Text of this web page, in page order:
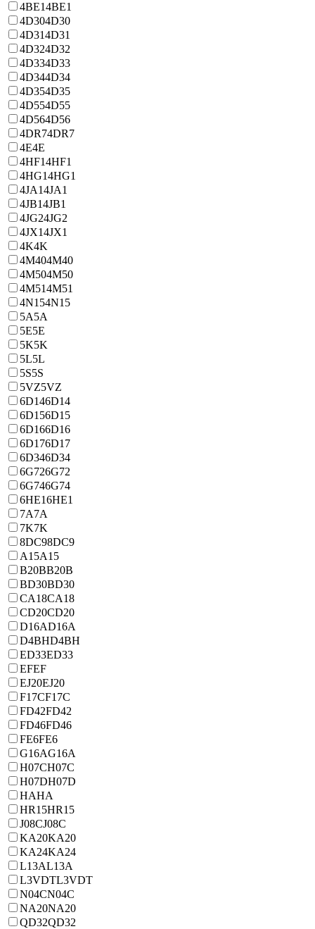
4BE14BE1
4D304D30
4D314D31
4D324D32
4D334D33
4D344D34
4D354D35
4D554D55
4D564D56
4DR74DR7
4E4E
4HF14HF1
4HG14HG1
4JA14JA1
4JB14JB1
4JG24JG2
4JX14JX1
4K4K
4M404M40
4M504M50
4M514M51
4N154N15
5A5A
5E5E
5K5K
5L5L
5S5S
5VZ5VZ
6D146D14
6D156D15
6D166D16
6D176D17
6D346D34
6G726G72
6G746G74
6HE16HE1
7A7A
7K7K
8DC98DC9
A15A15
B20BB20B
BD30BD30
CA18CA18
CD20CD20
D16AD16A
D4BHD4BH
ED33ED33
EFEF
EJ20EJ20
F17CF17C
FD42FD42
FD46FD46
FE6FE6
G16AG16A
H07CH07C
H07DH07D
HAHA
HR15HR15
J08CJ08C
KA20KA20
KA24KA24
L13AL13A
L3VDTL3VDT
N04CN04C
NA20NA20
QD32QD32